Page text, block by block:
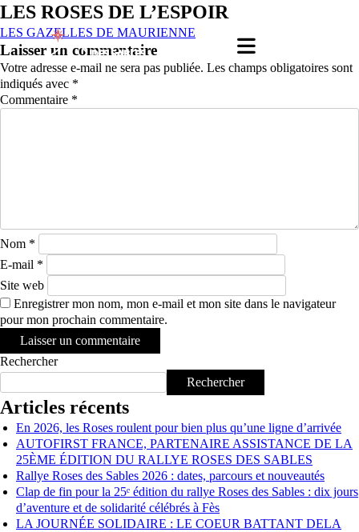
LES ROSES DE L’ESPOIR
LES GAZELLES DE MAURIENNE
Laisser un commentaire
Votre adresse e-mail ne sera pas publiée. Les champs obligatoires sont
indiqués avec *
Commentaire *
Nom *
E-mail *
Site web
Enregistrer mon nom, mon e-mail et mon site dans le navigateur
pour mon prochain commentaire.
Rechercher
Rechercher
Articles récents
En 2026, les Roses roulent pour bien plus qu’une ligne d’arrivée
AUTOFIRST FRANCE, PARTENAIRE ASSISTANCE DE LA
25ÈME ÉDITION DU RALLYE ROSES DES SABLES
Rallye Roses des Sables 2026 : dates, parcours et nouveautés
Clap de fin pour la 25ᵉ édition du rallye Roses des Sables : dix jours
d’aventure et de solidarité célébrés à Fès
LA JOURNÉE SOLIDAIRE : LE COEUR BATTANT DELA